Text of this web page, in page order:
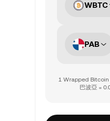
WBTC
PAB
1 Wrapped Bitcoin
巴波亞 =